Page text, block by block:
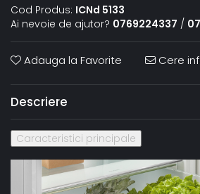
Cod Produs: ICNd 5133
Ai nevoie de ajutor? 0769224337 /
Adauga la Favorite Cere
Descriere
Caracteristici principale